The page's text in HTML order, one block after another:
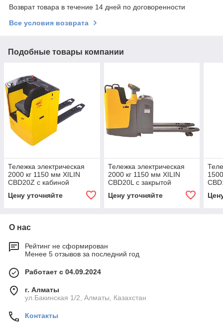
Возврат товара в течение 14 дней по договоренности
Все условия возврата
Подобные товары компании
Тележка электрическая
2000 кг 1150 мм XILIN
CBD20Z с кабиной
Цену уточняйте
Тележка электрическая
2000 кг 1150 мм XILIN
CBD20L с закрытой
Цену уточняйте
О нас
Рейтинг не сформирован
Менее 5 отзывов за последний год
Работает с 04.09.2024
г. Алматы
ул.Бакинская 1/2, Алматы, Казахстан
Контакты